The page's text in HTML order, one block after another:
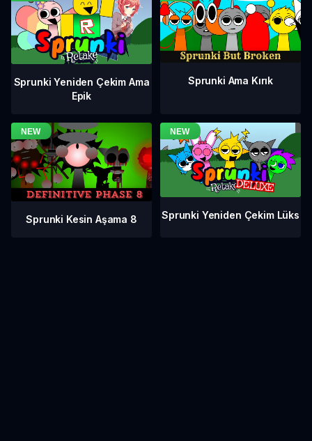
Sprunki Yeniden Çekim Ama
Epik
Sprunki Ama Kırık
Sprunki Kesin Aşama 8 Sprunki Yeniden Çekim Lüks